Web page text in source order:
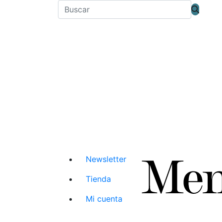
Newsletter
Tienda
Mi cuenta